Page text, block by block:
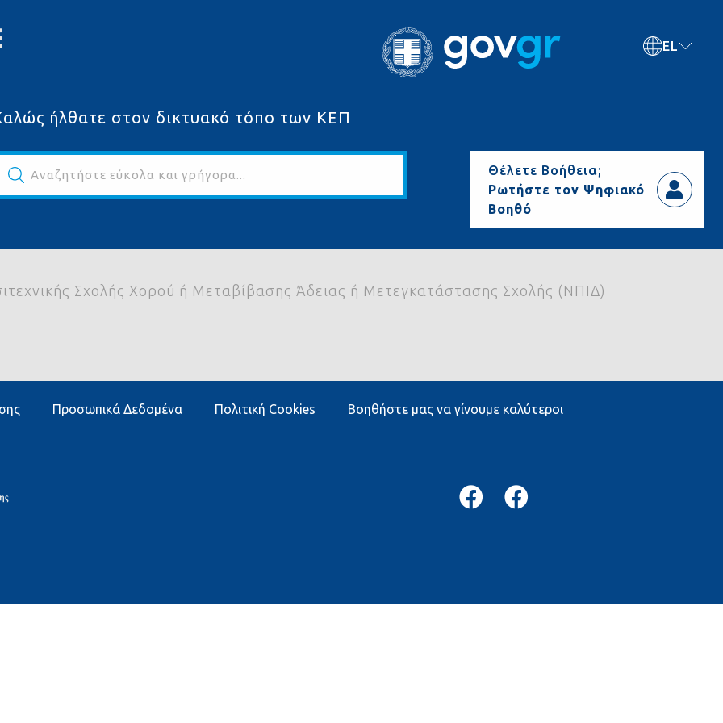
ήλθατε στον δικτυακό τόπο των ΚΕΠ
Αναζητήστε εύκολα και γρήγορα...
EL
Θέλετε Βοήθεια;
Ρωτήστε τον Ψηφιακό
Βοηθό
Σχολής Χορού ή Μεταβίβασης Άδειας ή Μετεγκατάστασης Σχολής (ΝΠΙΔ)
Προσωπικά Δεδομένα Πολιτική Cookies Βοηθήστε μας να γίνουμε καλύτεροι